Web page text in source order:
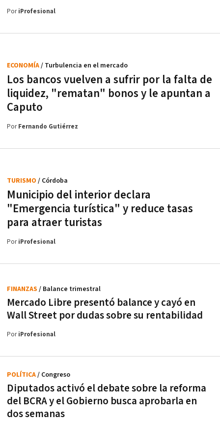
PoriProfesional
Los bancos vuelven a sufrir por la falta de
liquidez, "rematan" bonos y le apuntan a
Caputo
ECONOMÍA/ Turbulencia en el mercado
PorFernando Gutiérrez
Municipio del interior declara
"Emergencia turística" y reduce tasas
para atraer turistas
TURISMO / Córdoba
PoriProfesional
Mercado Libre presentó balance y cayó en
Wall Street por dudas sobre su rentabilidad
FINANZAS / Balance trimestral
PoriProfesional
Diputados activó el debate sobre la reforma
del BCRA y el Gobierno busca aprobarla en
dos semanas
POLÍTICA/ Congreso